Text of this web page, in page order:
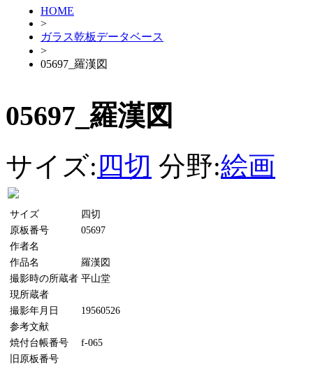
HOME
>
ガラス乾板データベース
>
05697_羅漢図
05697_羅漢図
サイズ: 四切 分野:絵画
サイズ
四切
原板番号
05697
作者名
作品名
羅漢図
撮影時の所蔵者 平山堂
現所蔵者
撮影年月日
19560526
参考文献
焼付台帳番号
f-065
旧原板番号